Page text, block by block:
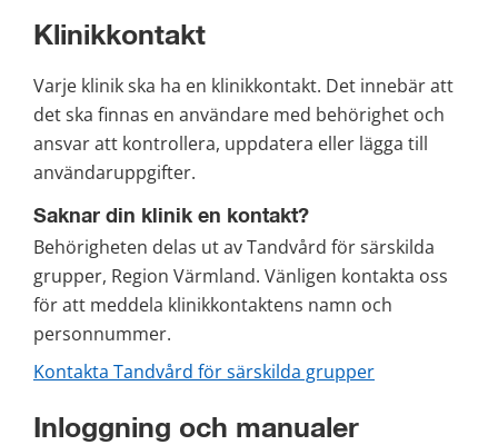
Klinikkontakt
Varje klinik ska ha en klinikkontakt. Det innebär att
det ska finnas en användare med behörighet och
ansvar att kontrollera, uppdatera eller lägga till
användaruppgifter.
Saknar din klinik en kontakt?
Behörigheten delas ut av Tandvård för särskilda
grupper, Region Värmland. Vänligen kontakta oss
för att meddela klinikkontaktens namn och
personnummer.
Kontakta Tandvård för särskilda grupper
Inloggning och manualer